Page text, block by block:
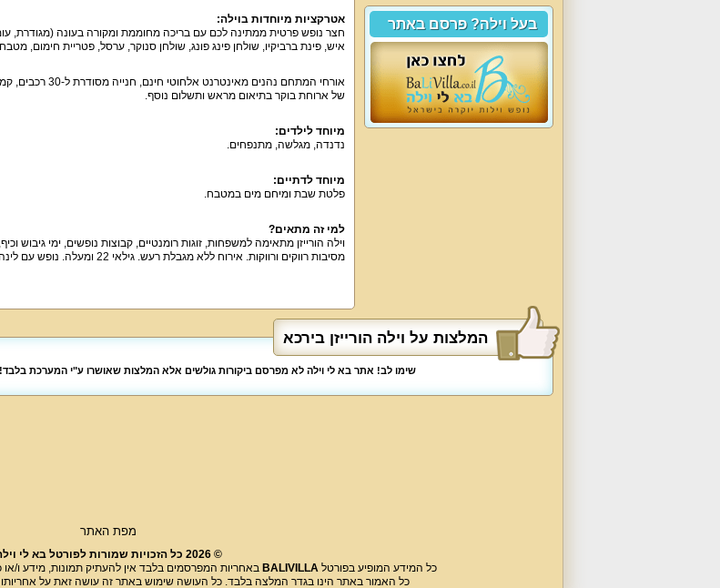
בעל וילה? פרסם באתר
אטרקציות מיוחדות בוילה:
איש, פינת ברביקיו, שולחן פינג פונג, שולחן סנוקר, ערסל, פטריית חימום, מטבח עם מקרר, שולחן גינה ל-50
של ארוחת בוקר בתיאום מראש ותשלום נוסף.
מיוחד לילדים:
נדנדה, מגלשה, מתנפחים.
מיוחד לדתיים:
פלטת שבת ומיחם מים במטבח.
למי זה מתאים?
וילה הורייזן מתאימה למשפחות, זוגות רומנטיים, קבוצות נופשים, ימי
מסיבות רווקים ורווקות. אירוח ללא מגבלת רעש. גילאי 22 ומעלה. נופש עם לינה עד 52 מבוגרים או ילדים / אירועים עד 400 אורחים.
המלצות על וילה הורייזן בירכא
שימו לב! אתר בא לי וילה לא מפרסם ביקורות גולשים אלא המלצות שאושרו ע"י המערכת בלבד!
מפת האתר
© 2026 כל הזכויות שמורות לפורטל בא לי וילה
כל המידע המופיע בפורטלBALIVILLA באחריות המפרסמים בלבד אין להעתיק תמונות, מידע ו/
כל האמור באתר הינו בגדר המלצה בלבד. כל העושה שימוש באתר זה עושה זאת על